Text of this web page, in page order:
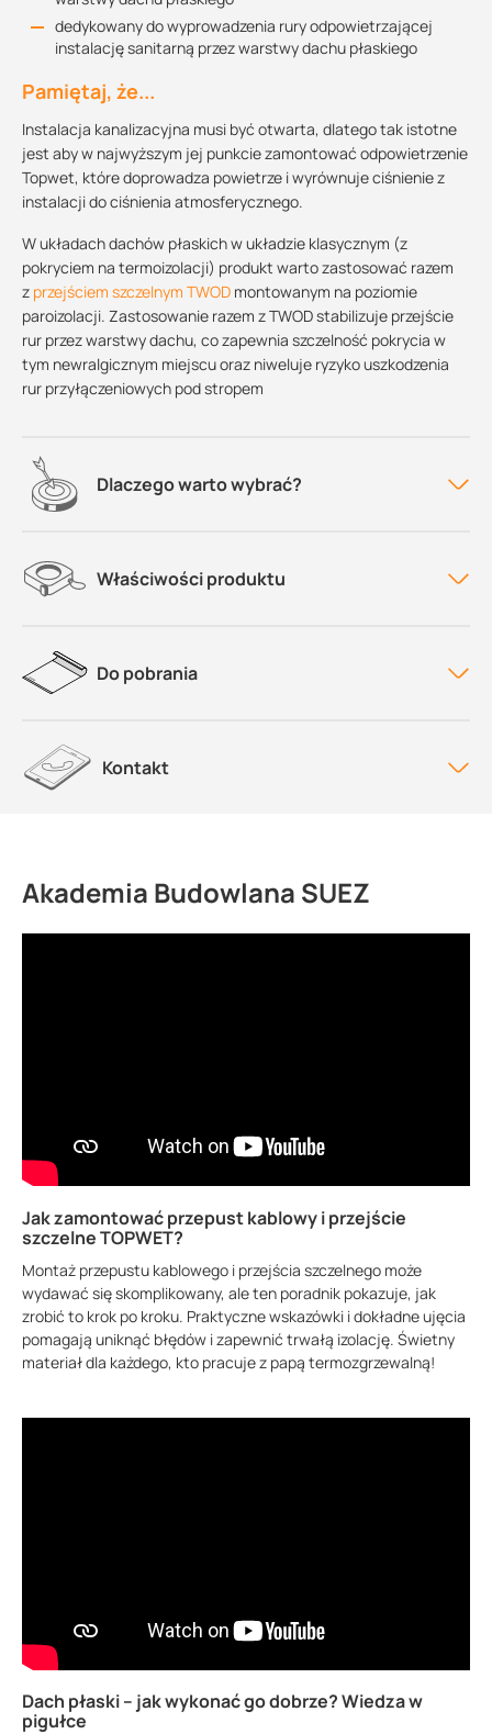
dedykowany do wyprowadzenia rury odpowietrzającej
instalację sanitarną przez warstwy dachu płaskiego
Pamiętaj, że...
Instalacja kanalizacyjna musi być otwarta, dlatego tak istotne
jest aby w najwyższym jej punkcie zamontować odpowietrzenie
Topwet, które doprowadza powietrze i wyrównuje ciśnienie z
instalacji do ciśnienia atmosferycznego.
W układach dachów płaskich w układzie klasycznym (z
pokryciem na termoizolacji) produkt warto zastosować razem
z przejściem szczelnym TWOD montowanym na poziomie
paroizolacji. Zastosowanie razem z TWOD stabilizuje przejście
rur przez warstwy dachu, co zapewnia szczelność pokrycia w
tym newralgicznym miejscu oraz niweluje ryzyko uszkodzenia
rur przyłączeniowych pod stropem
Dlaczego warto wybrać?
Właściwości produktu
Do pobrania
Kontakt
Akademia Budowlana SUEZ
Jak zamontować przepust kablowy i przejście
szczelne TOPWET?
Montaż przepustu kablowego i przejścia szczelnego może
wydawać się skomplikowany, ale ten poradnik pokazuje, jak
zrobić to krok po kroku. Praktyczne wskazówki i dokładne ujęcia
pomagają uniknąć błędów i zapewnić trwałą izolację. Świetny
materiał dla każdego, kto pracuje z papą termozgrzewalną!
Dach płaski – jak wykonać go dobrze? Wiedza w
pigułce